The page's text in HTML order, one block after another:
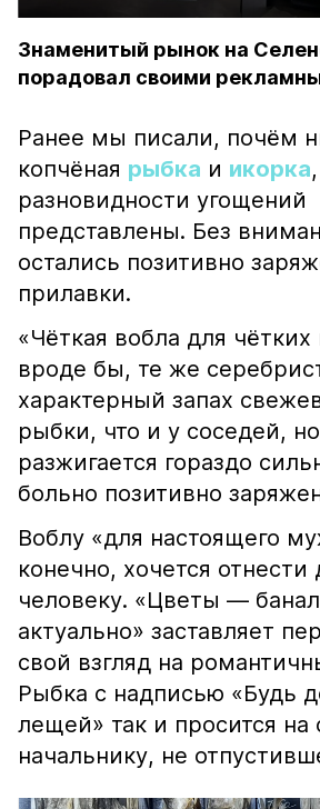
Знаменитый рынок на
порадовал своими
Ранее мы писали, почём
копчёная рыбка и икорка
разновидности угощений
представлены. Без
остались позитивно
прилавки.
«Чёткая вобла для
вроде бы, те же
характерный запах
рыбки, что и у соседей,
разжигается гораздо
больно позитивно
Воблу «для настоящего
конечно, хочется отнести
человеку. «Цветы —
актуально» заставляет
свой взгляд на
Рыбка с надписью «Будь
лещей» так и просится на
начальнику, не